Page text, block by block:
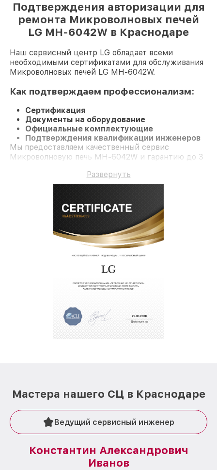
Подтверждения авторизации для
ремонта Микроволновых печей
LG MH-6042W в Краснодаре
Наш сервисный центр LG обладает всеми
необходимыми сертификатами для обслуживания
Микроволновых печей LG MH-6042W.
Как подтверждаем профессионализм:
Сертификация
Документы на оборудование
Официальные комплектующие
Подтверждения квалификации инженеров
Мы предоставляем качественный сервис
Микроволновую печь MH-6042W и гарантию до 3
Развернуть
Мастера нашего СЦ в Краснодаре
Ведущий сервисный инженер
Константин Александрович
Иванов